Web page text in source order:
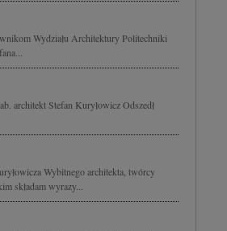
Wydziału Architektury Politechniki
architekt Stefan Kuryłowicz Odszedł
Wybitnego architekta, twórcy
składam wyrazy...